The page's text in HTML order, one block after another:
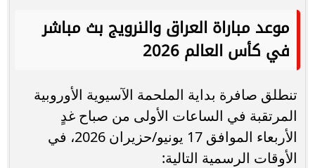
موعد مباراة العراق والنرويج بث مباشر
في كأس العالم 2026
تنطلق صافرة بداية الملحمة الآسيوية الأوروبية
المرتقبة في الساعات الأولى من صباح غدٍ
الأربعاء الموافق 17 يونيو/حزيران 2026، في
الأوقات الرسمية التالية: